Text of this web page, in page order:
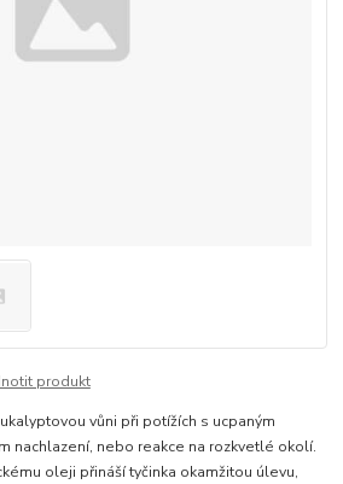
produkt
vůni při potížích s ucpaným
nachlazení, nebo reakce na rozkvetlé okolí.
oleji přináší tyčinka okamžitou úlevu,